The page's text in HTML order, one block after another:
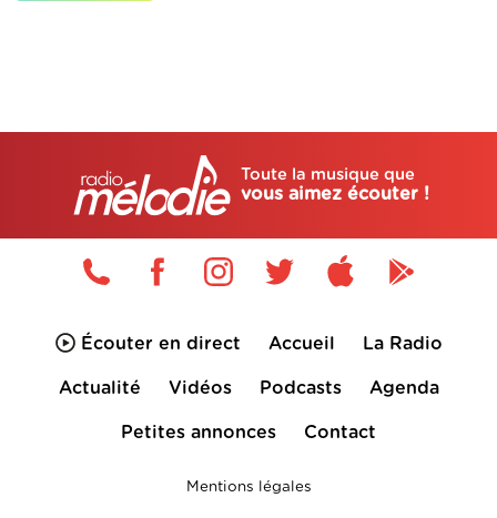
Toute la musique que
vous aimez écouter !
Écouter en direct Accueil La Radio
Actualité Vidéos Podcasts Agenda
Petites annonces Contact
Mentions légales